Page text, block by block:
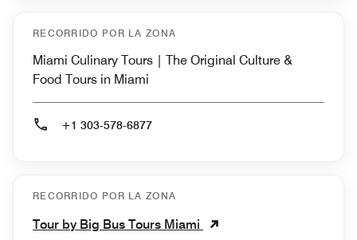
RECORRIDO POR LA ZONA
Miami Culinary Tours | The Original Culture &
Food Tours in Miami
+1 303-578-6877
RECORRIDO POR LA ZONA
Tour by Big Bus Tours Miami